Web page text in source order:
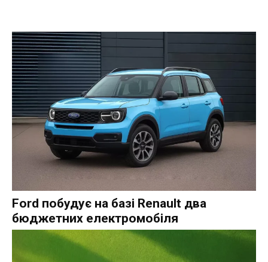
Ford побудує на базі Renault два
бюджетних електромобіля